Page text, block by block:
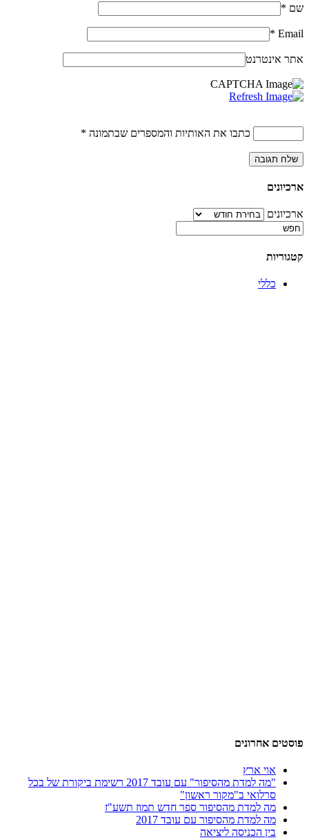
שם *
Email
*
אתר אינטרנט
כתבו את האותיות והמספרים שבתמונה *
ארכיונים
ארכיונים
קטגוריות
כללי
פוסטים אחרונים
אוי ארץ
"מה למדת מהסיפור" עם עובד 2017 רשימת ביקורת של בכל
סרלואי ב"מקור ראשון"
מה למדת מהסיפור ספר חדש תמוז תשע"ז
מה למדת מהסיפור עם עובד 2017
בין הכניסה ליציאה